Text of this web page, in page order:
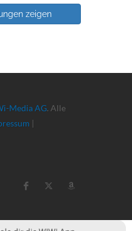
zeigen
Media AG. Alle
|